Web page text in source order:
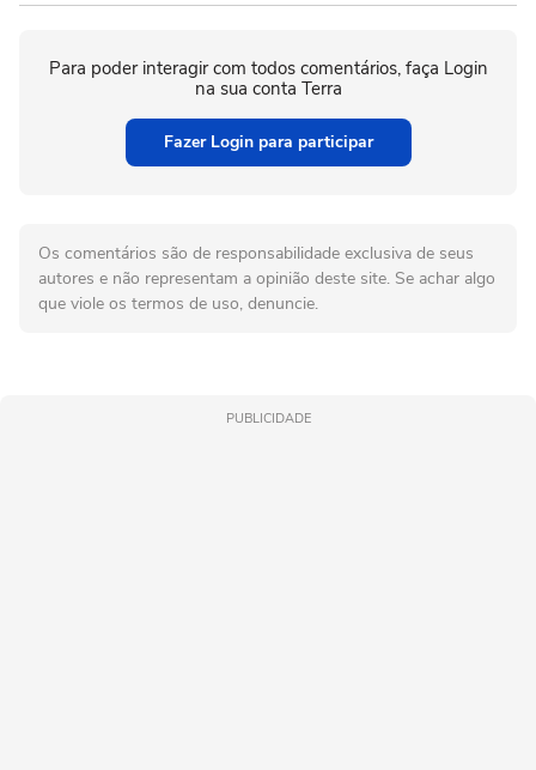
Para poder interagir com todos comentários, faça Login
na sua conta Terra
Fazer Login para participar
Os comentários são de responsabilidade exclusiva de seus
autores e não representam a opinião deste site. Se achar algo
que viole os termos de uso, denuncie.
PUBLICIDADE